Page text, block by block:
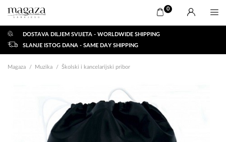
0
DOSTAVA DILJEM SVIJETA - WORLDWIDE SHIPPING
SLANJE ISTOG DANA - SAME DAY SHIPPING
Magaza Muzika Školski i kancelarijski pribor